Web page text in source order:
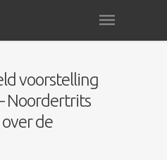
voorstelling
Noordertrits
de